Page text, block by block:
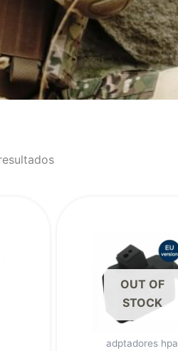
OUT OF
STOCK
adptadores hpa